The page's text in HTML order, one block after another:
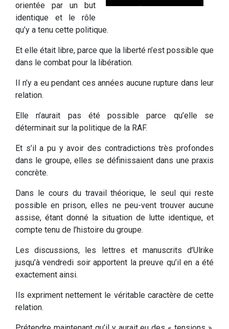
orientée par un but
identique et le rôle
qu’y a tenu cette politique.
Et elle était libre, parce que la liberté n’est possible que
dans le combat pour la libération.
Il n’y a eu pendant ces années aucune rupture dans leur
relation.
Elle n’aurait pas été possible parce qu’elle se
déterminait sur la politique de la RAF.
Et s’il a pu y avoir des contradictions très profondes
dans le groupe, elles se définissaient dans une praxis
concrète.
Dans le cours du travail théorique, le seul qui reste
possible en prison, elles ne peu-vent trouver aucune
assise, étant donné la situation de lutte identique, et
compte tenu de l’histoire du groupe.
Les discussions, les lettres et manuscrits d’Ulrike
jusqu’à vendredi soir apportent la preuve qu’il en a été
exactement ainsi.
Ils expriment nettement le véritable caractère de cette
relation.